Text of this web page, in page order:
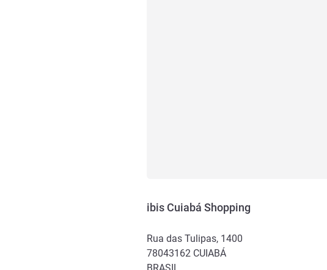
ibis Cuiabá Shopping
Rua das Tulipas, 1400
78043162 CUIABÁ